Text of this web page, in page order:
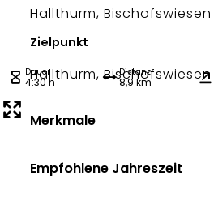
Hallthurm, Bischofswiesen
Zielpunkt
Hallthurm, Bischofswiesen
Dauer
4:30 h
Distanz
8,9 km
Merkmale
Empfohlene Jahreszeit